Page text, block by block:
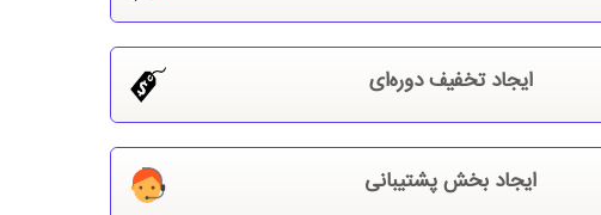
ایجاد تخفیف دوره‌ای
ایجاد بخش پشتیبانی